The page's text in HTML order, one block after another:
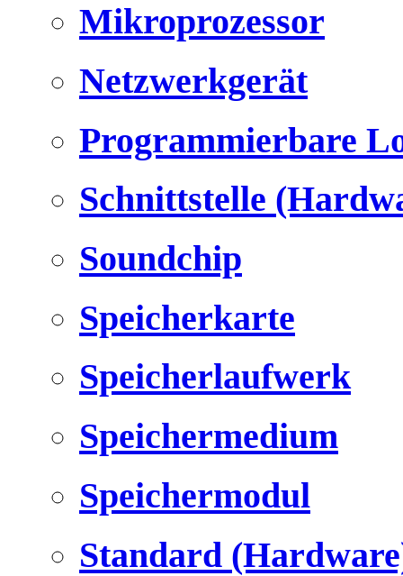
Mikroprozessor
Netzwerkgerät
Programmierbare
Schnittstelle
Soundchip
Speicherkarte
Speicherlaufwerk
Speichermedium
Speichermodul
Standard